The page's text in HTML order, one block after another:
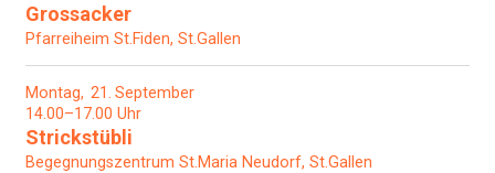
Grossacker
Pfarreiheim St.Fiden, St.Gallen
Montag 21 September
14.00–17.00 Uhr
Strickstübli
Begegnungszentrum St.Maria Neudorf, St.Gallen